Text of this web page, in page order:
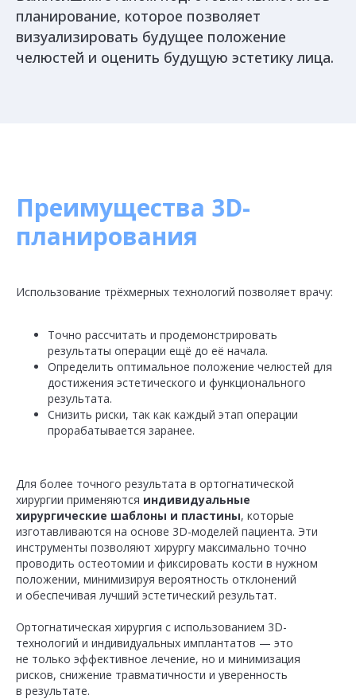
планирование, которое позволяет
визуализировать будущее положение
челюстей и оценить будущую эстетику лица.
Преимущества 3D-
планирования
Использование трёхмерных технологий позволяет врачу:
Точно рассчитать и продемонстрировать
результаты операции ещё до её начала.
Определить оптимальное положение челюстей для
достижения эстетического и функционального
результата.
Снизить риски, так как каждый этап операции
прорабатывается заранее.
Для более точного результата в ортогнатической
хирургии применяются индивидуальные
хирургические шаблоны и пластины, которые
изготавливаются на основе 3D-моделей пациента. Эти
инструменты позволяют хирургу максимально точно
проводить остеотомии и фиксировать кости в нужном
положении, минимизируя вероятность отклонений
и обеспечивая лучший эстетический результат.
Ортогнатическая хирургия с использованием 3D-
технологий и индивидуальных имплантатов — это
не только эффективное лечение, но и минимизация
рисков, снижение травматичности и уверенность
в результате.